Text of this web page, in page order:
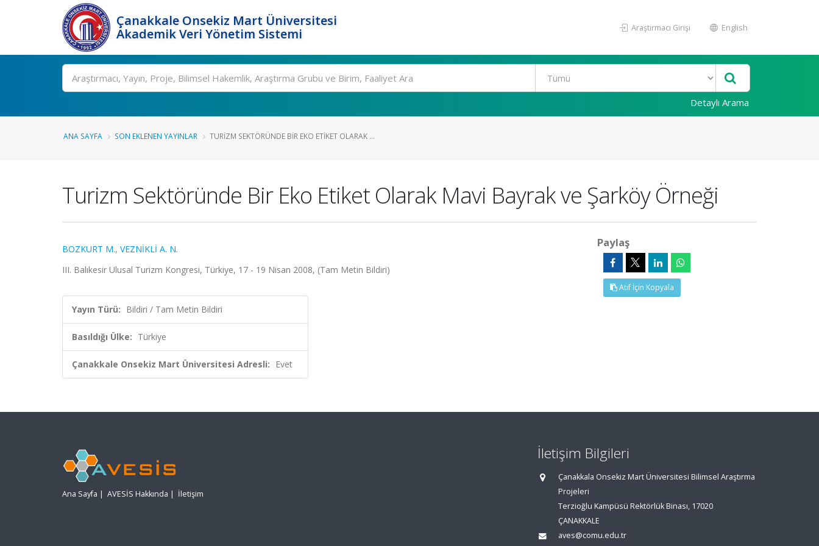
Çanakkale Onsekiz Mart Üniversitesi
Akademik Veri Yönetim Sistemi
Araştırmacı Girişi English
Ara
Detaylı Arama
ANA SAYFA SON EKLENEN YAYINLAR TURIZM SEKTÖRÜNDE BIR EKO ETIKET OLARAK ...
Turizm Sektöründe Bir Eko Etiket Olarak Mavi Bayrak ve Şarköy Örneği
BOZKURT M., VEZNİKLİ A. N.
III. Balıkesir Ulusal Turizm Kongresi, Türkiye, 17 - 19 Nisan 2008, (Tam Metin Bildiri)
Yayın Türü: Bildiri / Tam Metin Bildiri
Basıldığı Ülke: Türkiye
Çanakkale Onsekiz Mart Üniversitesi Adresli: Evet
Paylaş
Atıf İçin Kopyala
Ana Sayfa | AVESİS Hakkında | İletişim
İletişim Bilgileri
Çanakkala Onsekiz Mart Üniversitesi Bilimsel Araştırma
Projeleri
Terzioğlu Kampüsü Rektörlük Binası, 17020
ÇANAKKALE
aves@comu.edu.tr